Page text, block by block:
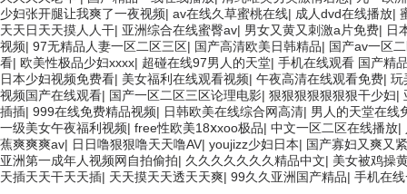
少妇张开腿让我爽了一夜视频| av在线久草蜜桃在线| 成人dvd在线播放|
天天日天天摸人人干| 亚洲综合在线蜜臀av| 男女又黄又刺激a片免费| 日
视频| 97无精品人妻一区二区三区| 国产高清欧美日韩精品| 国产av一区
看| 欧美性极品少妇xxxx| 超碰在线97男人的天堂| 手机在线观看 国产精
日本少妇视频免费看| 美女福利在线观看视频| 午夜高清在线观看免费| 玩
视频国产在线观看| 国产一区二区三区论理电影| 狠狠狠狠狠狠狠干少妇|
插插| 999在线免费精品视频| 日韩欧美在线综合网高清| 男人的天堂在线
一级美女午夜福利视频| free性欧美18ⅹxoo极品| 中文一区二区在线播放|
蕉爽爽爽av| 日日噜狠狠噜天天噜AV| youjizz少妇日本| 国产寡妇又爽又
亚洲第一成年人视频网自拍偷拍| 久久久久久久久精品中文| 美女被鸡操
天插天天干天天插| 天天摸天天透天天爽| 99久久亚洲国产精品| 手机在